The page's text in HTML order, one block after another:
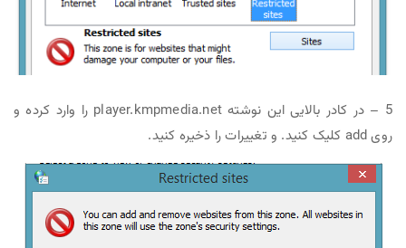
5 – در کادر بالایی این نوشته player.kmpmedia.net را وارد کرده و
روی add کلیک کنید. و تغییرات را ذخیره کنید.